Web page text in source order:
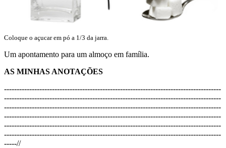
Coloque o açucar em pó a 1/3 da jarra.
Um apontamento para um almoço em família.
AS MINHAS ANOTAÇÕES
--------------------------------------------------------------------------------------
--------------------------------------------------------------------------------------
--------------------------------------------------------------------------------------
--------------------------------------------------------------------------------------
--------------------------------------------------------------------------------------
--------------------------------------------------------------------------------------
-----//